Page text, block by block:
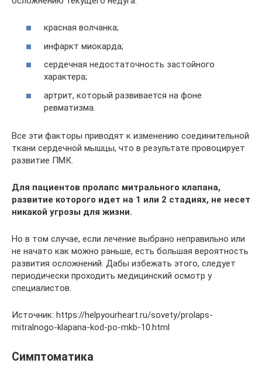
красная волчанка;
инфаркт миокарда;
сердечная недостаточность застойного
характера;
артрит, который развивается на фоне
ревматизма.
Все эти факторы приводят к изменению соединительной
ткани сердечной мышцы, что в результате провоцирует
развитие ПМК.
Для пациентов пролапс митрального клапана,
развитие которого идет на 1 или 2 стадиях, не несет
никакой угрозы для жизни.
Но в том случае, если лечение выбрано неправильно или
не начато как можно раньше, есть большая вероятность
развития осложнений. Дабы избежать этого, следует
периодически проходить медицинский осмотр у
специалистов.
Источник: https://helpyourheart.ru/sovety/prolaps-
mitralnogo-klapana-kod-po-mkb-10.html
Симптоматика